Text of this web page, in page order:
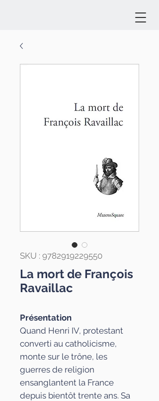
SKU : 9782919229550
La mort de François
Ravaillac
Présentation
Quand Henri IV, protestant
converti au catholicisme,
monte sur le trône, les
guerres de religion
ensanglantent la France
depuis bientôt trente ans. Sa